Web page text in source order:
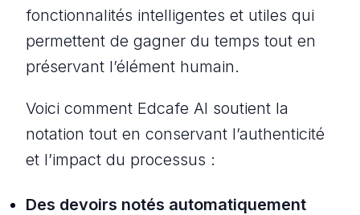
fonctionnalités intelligentes et utiles qui
permettent de gagner du temps tout en
préservant l’élément humain.
Voici comment Edcafe AI soutient la
notation tout en conservant l’authenticité
et l’impact du processus :
Des devoirs notés automatiquement